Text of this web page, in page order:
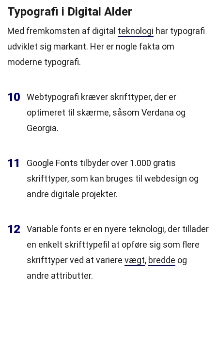
Typografi i Digital Alder
Med fremkomsten af digital teknologi har typografi
udviklet sig markant. Her er nogle fakta om
moderne typografi.
10
Webtypografi kræver skrifttyper, der er
optimeret til skærme, såsom Verdana og
Georgia.
11
Google Fonts tilbyder over 1.000 gratis
skrifttyper, som kan bruges til webdesign og
andre digitale projekter.
12
Variable fonts er en nyere teknologi, der tillader
en enkelt skrifttypefil at opføre sig som flere
skrifttyper ved at variere vægt, bredde og
andre attributter.